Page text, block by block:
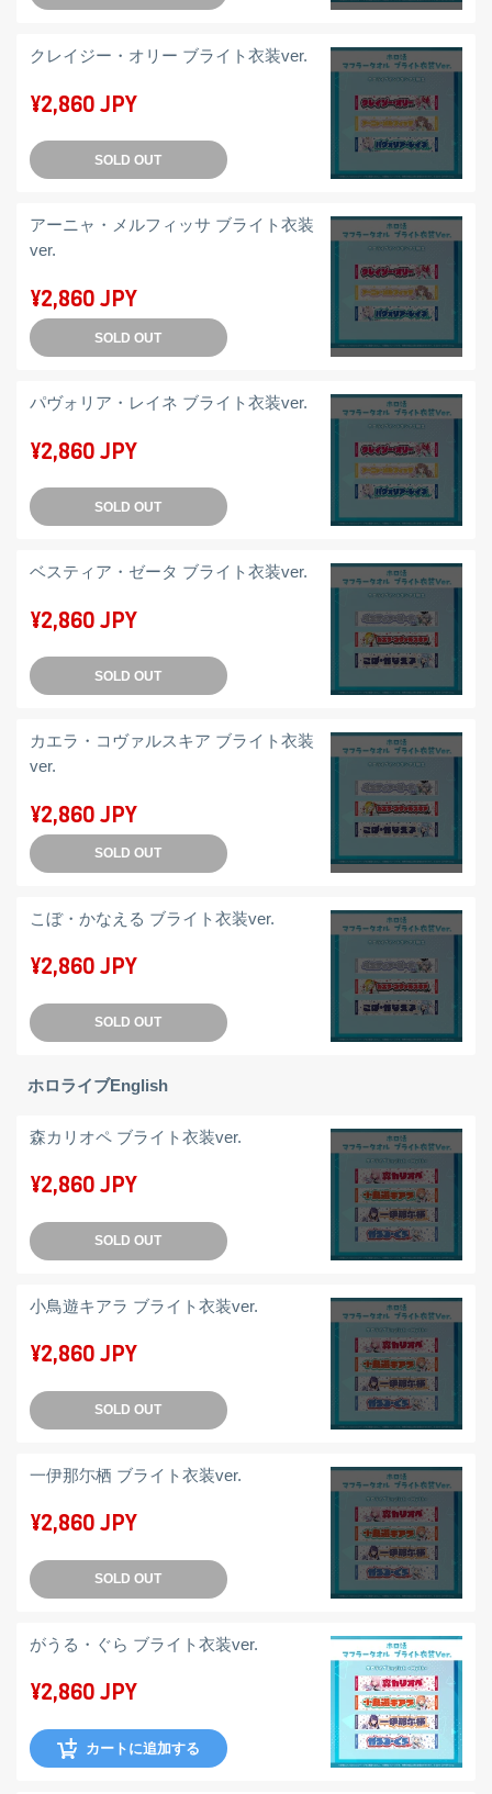
クレイジー・オリー ブライト衣装ver.
¥2,860 JPY
SOLD OUT
アーニャ・メルフィッサ ブライト衣装
ver.
¥2,860 JPY
SOLD OUT
パヴォリア・レイネ ブライト衣装ver.
¥2,860 JPY
SOLD OUT
ベスティア・ゼータ ブライト衣装ver.
¥2,860 JPY
SOLD OUT
カエラ・コヴァルスキア ブライト衣装
ver.
¥2,860 JPY
SOLD OUT
こぼ・かなえる ブライト衣装ver.
¥2,860 JPY
SOLD OUT
ホロライブEnglish
森カリオペ ブライト衣装ver.
¥2,860 JPY
SOLD OUT
小鳥遊キアラ ブライト衣装ver.
¥2,860 JPY
SOLD OUT
一伊那尓栖 ブライト衣装ver.
¥2,860 JPY
SOLD OUT
がうる・ぐら ブライト衣装ver.
¥2,860 JPY
カートに追加する